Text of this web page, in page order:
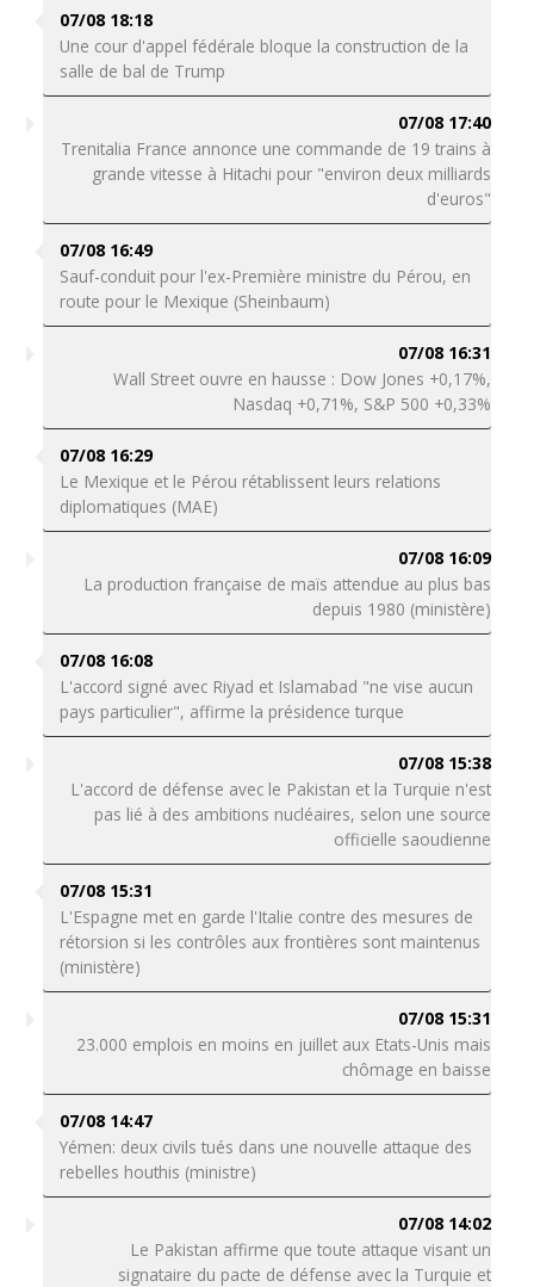
07/08 18:18
Une cour d'appel fédérale bloque la construction de la
salle de bal de Trump
07/08 17:40
Trenitalia France annonce une commande de 19 trains à
grande vitesse à Hitachi pour "environ deux milliards
d'euros"
07/08 16:49
Sauf-conduit pour l'ex-Première ministre du Pérou, en
route pour le Mexique (Sheinbaum)
07/08 16:31
Wall Street ouvre en hausse : Dow Jones +0,17%,
Nasdaq +0,71%, S&P 500 +0,33%
07/08 16:29
Le Mexique et le Pérou rétablissent leurs relations
diplomatiques (MAE)
07/08 16:09
La production française de maïs attendue au plus bas
depuis 1980 (ministère)
07/08 16:08
L'accord signé avec Riyad et Islamabad "ne vise aucun
pays particulier", affirme la présidence turque
07/08 15:38
L'accord de défense avec le Pakistan et la Turquie n'est
pas lié à des ambitions nucléaires, selon une source
officielle saoudienne
07/08 15:31
L'Espagne met en garde l'Italie contre des mesures de
rétorsion si les contrôles aux frontières sont maintenus
(ministère)
07/08 15:31
23.000 emplois en moins en juillet aux Etats-Unis mais
chômage en baisse
07/08 14:47
Yémen: deux civils tués dans une nouvelle attaque des
rebelles houthis (ministre)
07/08 14:02
Le Pakistan affirme que toute attaque visant un
signataire du pacte de défense avec la Turquie et